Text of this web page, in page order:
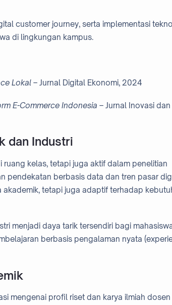
customer journey, serta implementasi
di lingkungan kampus.
Lokal – Jurnal Digital Ekonomi, 2024
E-Commerce Indonesia – Jurnal Inovasi dan
dan Industri
ruang kelas, tetapi juga aktif dalam penelitian
pendekatan berbasis data dan tren pasar
tetapi juga adaptif terhadap
menjadi daya tarik tersendiri bagi
berbasis pengalaman nyata
mengenai profil riset dan karya ilmiah dosen